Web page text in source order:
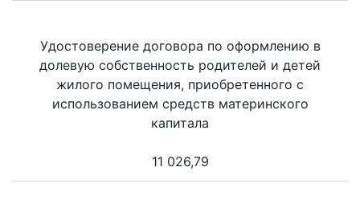
Удостоверение договора по оформлению в
долевую собственность родителей и детей
жилого помещения, приобретенного с
использованием средств материнского
капитала
11 026,79